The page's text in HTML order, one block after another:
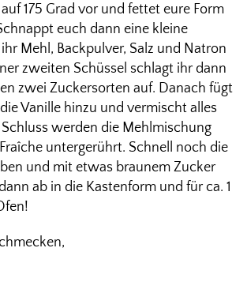
175 Grad vor und fettet eure Form
euch dann eine kleine
Mehl, Backpulver, Salz und Natron
zweiten Schüssel schlagt ihr dann
zwei Zuckersorten auf. Danach fügt
Vanille hinzu und vermischt alles
werden die Mehlmischung
untergerührt. Schnell noch die
und mit etwas braunem Zucker
ab in die Kastenform und für ca. 1